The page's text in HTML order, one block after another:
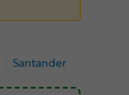
Santander